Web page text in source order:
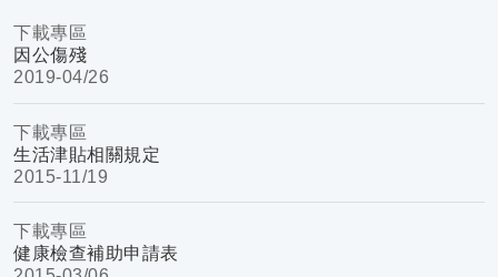
下載專區
因公傷殘
2019-04/26
下載專區
生活津貼相關規定
2015-11/19
下載專區
健康檢查補助申請表